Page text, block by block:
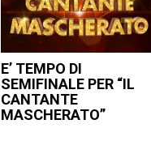
E’ TEMPO DI
SEMIFINALE PER “IL
CANTANTE
MASCHERATO”